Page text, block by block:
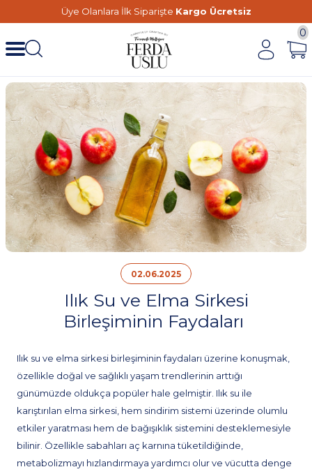
Üye Olanlara İlk Siparişte Kargo Ücretsiz
0
02.06.2025
Ilık Su ve Elma Sirkesi
Birleşiminin Faydaları
Ilık su ve elma sirkesi birleşiminin faydaları üzerine konuşmak,
özellikle doğal ve sağlıklı yaşam trendlerinin arttığı
günümüzde oldukça popüler hale gelmiştir. Ilık su ile
karıştırılan elma sirkesi, hem sindirim sistemi üzerinde olumlu
etkiler yaratması hem de bağışıklık sistemini desteklemesiyle
bilinir. Özellikle sabahları aç karnına tüketildiğinde,
metabolizmayı hızlandırmaya yardımcı olur ve vücutta denge